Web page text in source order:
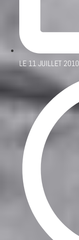
LE11 JUILLET 2010